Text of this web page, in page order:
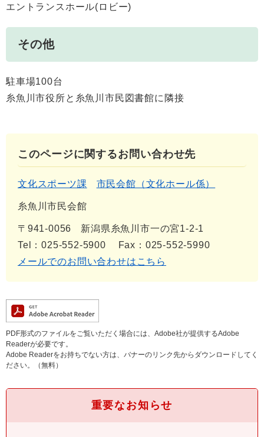
エントランスホール(ロビー)
その他
駐車場100台
糸魚川市役所と糸魚川市民図書館に隣接
このページに関するお問い合わせ先
文化スポーツ課 市民会館（文化ホール係）
糸魚川市民会館
〒941-0056
新潟県糸魚川市一の宮1-2-1
Tel：025-552-5900
Fax：025-552-5990
メールでのお問い合わせはこちら
PDF形式のファイルをご覧いただく場合には、Adobe社が提供するAdobe
Readerが必要です。
Adobe Readerをお持ちでない方は、バナーのリンク先からダウンロードしてく
ださい。（無料）
重要なお知らせ